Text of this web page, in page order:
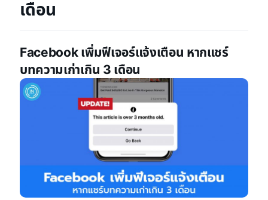
เดือน
Facebook เพิ่มฟีเจอร์แจ้งเตือน หากแชร์
บทความเก่าเกิน 3 เดือน